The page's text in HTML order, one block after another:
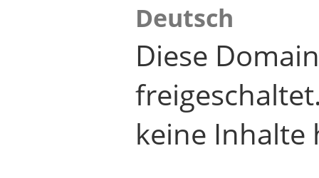
Deutsch
Diese
keine Inhalte